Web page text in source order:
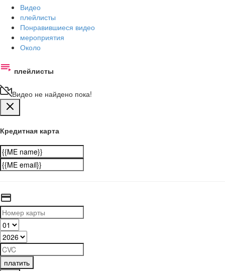
Видео
плейлисты
Понравившиеся видео
мероприятия
Около
плейлисты
Видео не найдено пока!
Кредитная карта
платить